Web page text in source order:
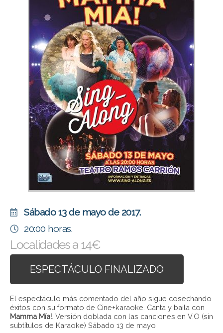
Sábado 13 de mayo de 2017.
20:00 horas.
Localidades a 14€
ESPECTÁCULO FINALIZADO
El espectáculo más comentado del año sigue cosechando
éxitos con su formato de Cine+karaoke. Canta y baila con
Mamma Mía! . Versión doblada con las canciones en V.O (sin
subtítulos de Karaoke) Sábado 13 de mayo